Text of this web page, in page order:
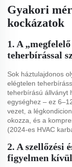
Gyakori
kockázatok
1. A
teherbírással
Sok háztulajdonos
elégtelen
teherbírású állványt
egységhez – ez
vezet, a
okozza, és a
(2024-es HVAC
2. A szellőzési
figyelmen